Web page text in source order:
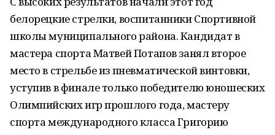
белорецкие стрелки, воспитанники Спортивной
школы муниципального района. Кандидат в
мастера спорта Матвей Потапов занял второе
место в стрельбе из пневматической винтовки,
уступив в финале только победителю юношеских
Олимпийских игр прошлого года, мастеру
спорта международного класса Григорию